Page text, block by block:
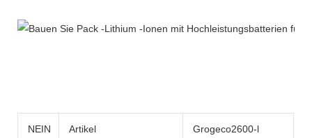
NEIN Artikel Grogeco2600-l